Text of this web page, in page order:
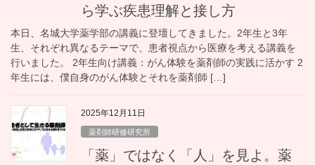
ら学ぶ疾患理解と接し方
本日、名城大学薬学部の講義に登壇してきました。2年生と3年
生、それぞれ異なるテーマで、患者視点から医療を考える講義を
行いました。 2年生向け講義：がん体験を薬剤師の実践に活かす 2
年生には、僕自身のがん体験とそれを薬剤師 […]
2025年12月11日
薬剤師研修研究所
「薬」ではなく「人」を見よ。薬